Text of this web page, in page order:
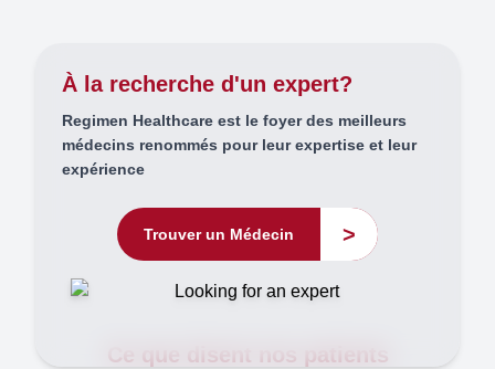
À la recherche d'un expert?
Regimen Healthcare est le foyer des meilleurs
médecins renommés pour leur expertise et leur
expérience
Trouver un Médecin >
Ce que disent nos patients